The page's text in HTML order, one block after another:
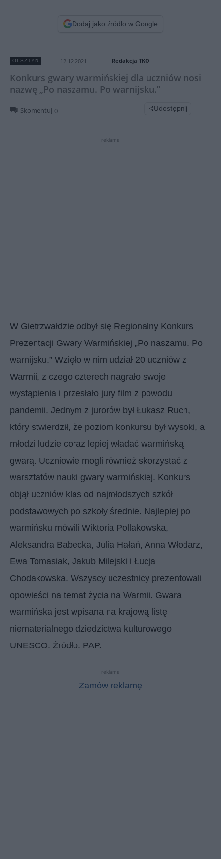
Dodaj jako źródło w Google
OLSZTYN 12.12.2021 Redakcja TKO
Konkurs gwary warmińskiej dla uczniów nosi
nazwę „Po naszamu. Po warnijsku.”
Skomentuj 0 Udostępnij
reklama
W Gietrzwałdzie odbył się Regionalny Konkurs
Prezentacji Gwary Warmińskiej „Po naszamu. Po
warnijsku.” Wzięło w nim udział 20 uczniów z
Warmii, z czego czterech nagrało swoje
wystąpienia i przesłało jury film z powodu
pandemii. Jednym z jurorów był Łukasz Ruch,
który stwierdził, że poziom konkursu był wysoki, a
młodzi ludzie coraz lepiej władać warmińską
gwarą. Uczniowie mogli również skorzystać z
warsztatów nauki gwary warmińskiej. Konkurs
objął uczniów klas od najmłodszych szkół
podstawowych po szkoły średnie. Najlepiej po
warmińsku mówili Wiktoria Pollakowska,
Aleksandra Babecka, Julia Hałań, Anna Włodarz,
Ewa Tomasiak, Jakub Milejski i Łucja
Chodakowska. Wszyscy uczestnicy prezentowali
opowieści na temat życia na Warmii. Gwara
warmińska jest wpisana na krajową listę
niematerialnego dziedzictwa kulturowego
UNESCO. Źródło: PAP.
reklama
Zamów reklamę